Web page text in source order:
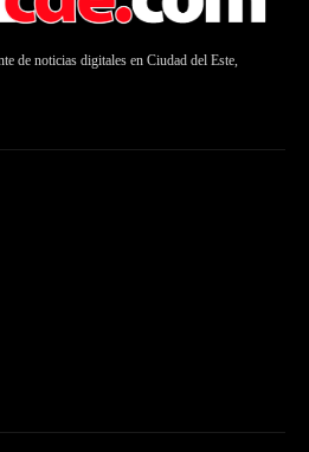
de noticias digitales en Ciudad del Este,